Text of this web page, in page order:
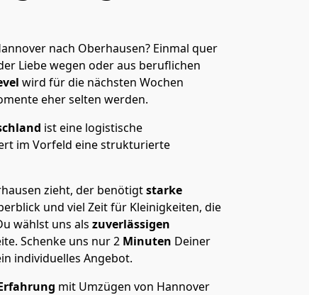
nach Oberhausen? Einmal quer
Liebe wegen oder aus beruflichen
wird für die nächsten Wochen
eher selten werden.
ist eine logistische
im Vorfeld eine strukturierte
zieht, der benötigtstarke
und viel Zeit für Kleinigkeiten, die
wählst uns als zuverlässigen
Schenke uns nur2 Minuten Deiner
individuelles Angebot.
mit Umzügen von Hannover